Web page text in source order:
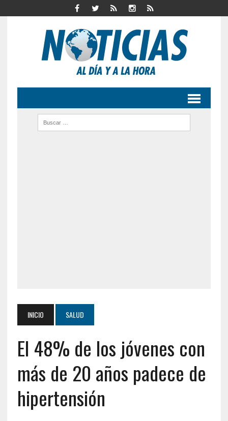
INICIO SALUD
El 48% de los jóvenes con
más de 20 años padece de
hipertensión